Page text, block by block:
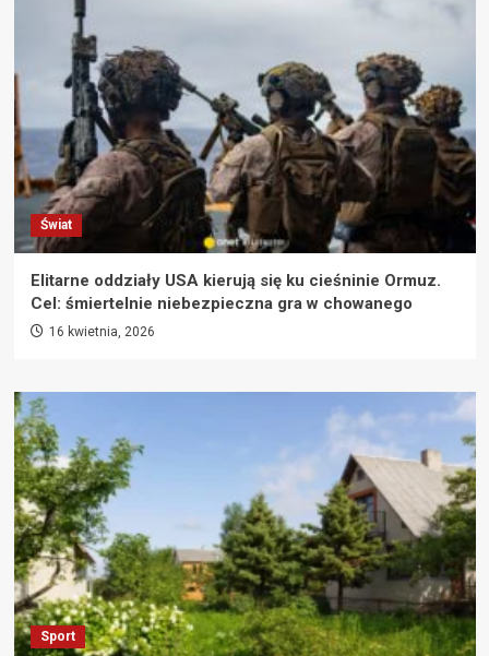
Świat
Elitarne oddziały USA kierują się ku cieśninie Ormuz.
Cel: śmiertelnie niebezpieczna gra w chowanego
16 kwietnia, 2026
Sport